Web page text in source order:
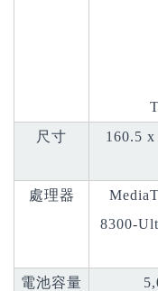
尺寸
160.5
處理器
8300-
電池容量